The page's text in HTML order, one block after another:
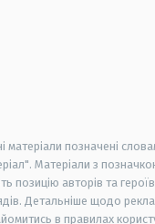
матеріали позначені
Матеріали з
позицію авторів та
Детальніше щодо
в правилах